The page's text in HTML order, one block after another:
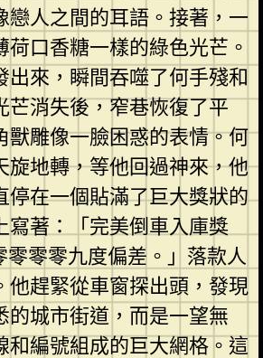
戀人之間的耳語。接著，一
荷口香糖一樣的綠色光芒。
出來，瞬間吞噬了何手殘和
芒消失後，窄巷恢復了平
獸雕像一臉困惑的表情。何
旋地轉，等他回過神來，他
停在一個貼滿了巨大獎狀的
寫著：「完美倒車入庫獎
零零九度偏差。」落款人
他趕緊從車窗探出頭，發現
的城市街道，而是一望無
和編號組成的巨大網格。這